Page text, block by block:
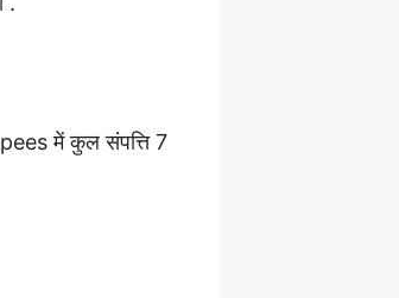
में कुल संपत्ति 7